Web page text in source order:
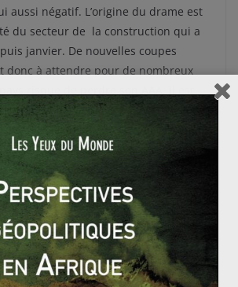
aussi négatif. L’origine du drame est
du secteur de la construction qui a
janvier. De nouvelles coupes
donc à attendre pour de nombreux
perspective négative par Moody’s et
que si les plans du gouvernement
finances publiques sont crédibles, ils
de place à la croissance.
de la dette qui ravage l’Europe
entre la rigueur et la
Troisième voie » de gestion ?